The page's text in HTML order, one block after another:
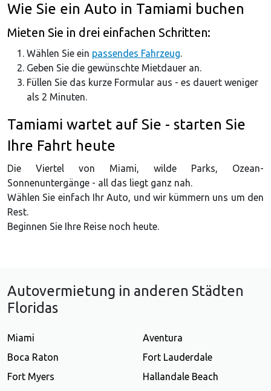
Wie Sie ein Auto in Tamiami buchen
Mieten Sie in drei einfachen Schritten:
Wählen Sie ein passendes Fahrzeug.
Geben Sie die gewünschte Mietdauer an.
Füllen Sie das kurze Formular aus - es dauert weniger
als 2 Minuten.
Tamiami wartet auf Sie - starten Sie
Ihre Fahrt heute
Die Viertel von Miami, wilde Parks, Ozean-
Sonnenuntergänge - all das liegt ganz nah.
Wählen Sie einfach Ihr Auto, und wir kümmern uns um den
Rest.
Beginnen Sie Ihre Reise noch heute.
Autovermietung in anderen Städten
Floridas
Miami
Aventura
Boca Raton
Fort Lauderdale
Fort Myers
Hallandale Beach